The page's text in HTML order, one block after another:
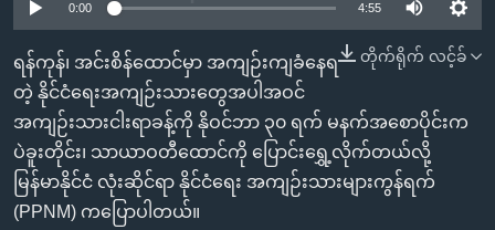
စာမျက်နှာ
သို့
ကျော်
ကြည့်
ရန်
ရှာဖွေ
ဗွီအိုအေ လူမှုကွန်ယက်များ
ဘာသာစကားများ
0:00 4:55
တိုက်ရိုက် လင့်ခ်
ရန်ကုန်၊ အင်းစိန်ထောင်မှာ အကျဉ်းကျခံနေရ
တဲ့ နိုင်ငံရေးအကျဉ်းသားတွေအပါအဝင်
အကျဉ်းသားငါးရာခန့်ကို နိုဝင်ဘာ ၃၀ ရက် မနက်အစောပိုင်းက
ပဲခူးတိုင်း၊ သာယာဝတီထောင်ကို ပြောင်းရွှေ့လိုက်တယ်လို့
မြန်မာနိုင်ငံ လုံးဆိုင်ရာ နိုင်ငံရေး အကျဉ်းသားများကွန်ရက်
(PPNM) ကပြောပါတယ်။